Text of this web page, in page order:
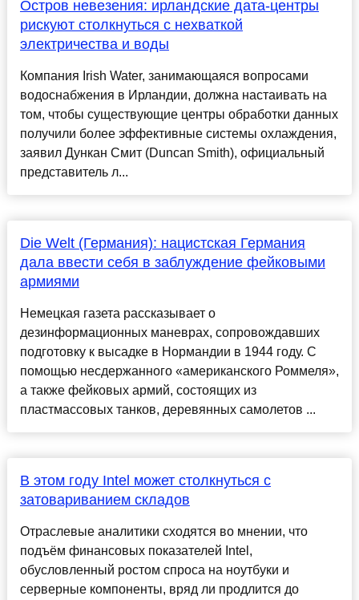
Остров невезения: ирландские дата-центры
рискуют столкнуться с нехваткой
электричества и воды
Компания Irish Water, занимающаяся вопросами
водоснабжения в Ирландии, должна настаивать на
том, чтобы существующие центры обработки данных
получили более эффективные системы охлаждения,
заявил Дункан Смит (Duncan Smith), официальный
представитель л...
Die Welt (Германия): нацистская Германия
дала ввести себя в заблуждение фейковыми
армиями
Немецкая газета рассказывает о
дезинформационных маневрах, сопровождавших
подготовку к высадке в Нормандии в 1944 году. С
помощью несдержанного «американского Роммеля»,
а также фейковых армий, состоящих из
пластмассовых танков, деревянных самолетов ...
В этом году Intel может столкнуться с
затовариванием складов
Отраслевые аналитики сходятся во мнении, что
подъём финансовых показателей Intel,
обусловленный ростом спроса на ноутбуки и
серверные компоненты, вряд ли продлится до